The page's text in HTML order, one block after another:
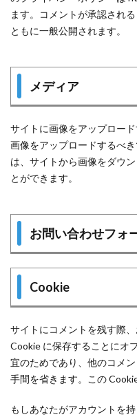
ます。コメントが承認され
ともに一般公開されます。
メディア
サイトに画像をアップロー
画像をアップロードするべ
は、サイトから画像をダウ
とができます。
お問い合わせフォ
Cookie
サイトにコメントを残す際
Cookie に保存することにオ
宜のためであり、他のコメ
手間を省きます。この
もしあなたがアカウントを